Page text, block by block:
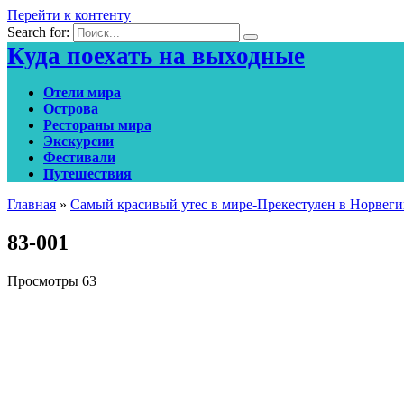
Перейти к контенту
Search for:
Куда поехать на выходные
Отели мира
Острова
Рестораны мира
Экскурсии
Фестивали
Путешествия
Главная » Самый красивый утес в мире-Прекестулен в
83-001
Просмотры 63